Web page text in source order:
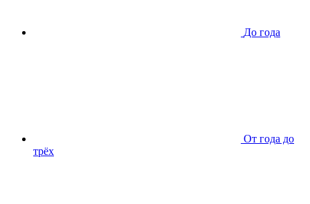
До года
От года до
трёх